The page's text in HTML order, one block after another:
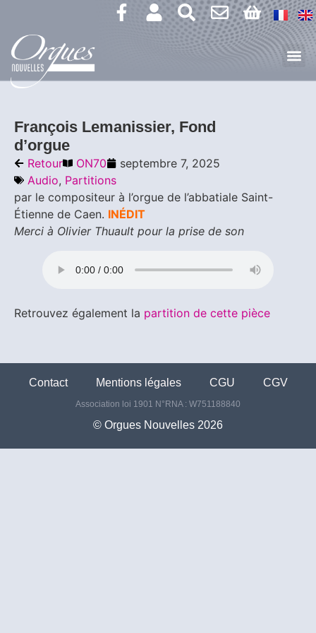
François Lemanissier, Fond
d’orgue
Retour ON70
septembre 7, 2025
Audio, Partitions
par le compositeur à l’orgue de l’abbatiale Saint-
Étienne de Caen. INÉDIT
Merci à Olivier Thuault pour la prise de son
Retrouvez également la partition de cette pièce
©️ Orgues Nouvelles 2026
Association loi 1901 N°RNA : W751188840
Contact Mentions légales CGU CGV